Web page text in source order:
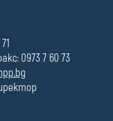
0973 7 60 73